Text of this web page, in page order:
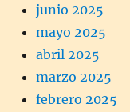
junio 2025
mayo 2025
abril 2025
marzo 2025
febrero 2025